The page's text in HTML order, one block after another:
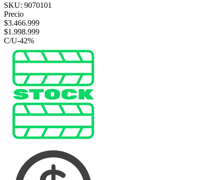
SKU: 9070101
Precio
$3.466.999
$1.998.999
C/U-42%